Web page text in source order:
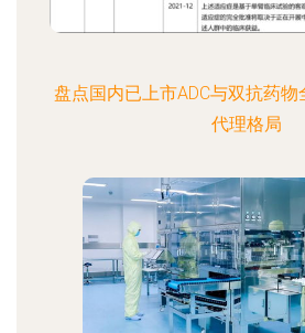
盘点国内已上市ADC与双抗药
代理格局